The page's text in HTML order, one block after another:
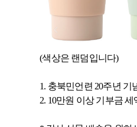
(색상은 랜덤입니다)
1. 충북민언련 20주년 기
2. 10만원 이상 기부금 세